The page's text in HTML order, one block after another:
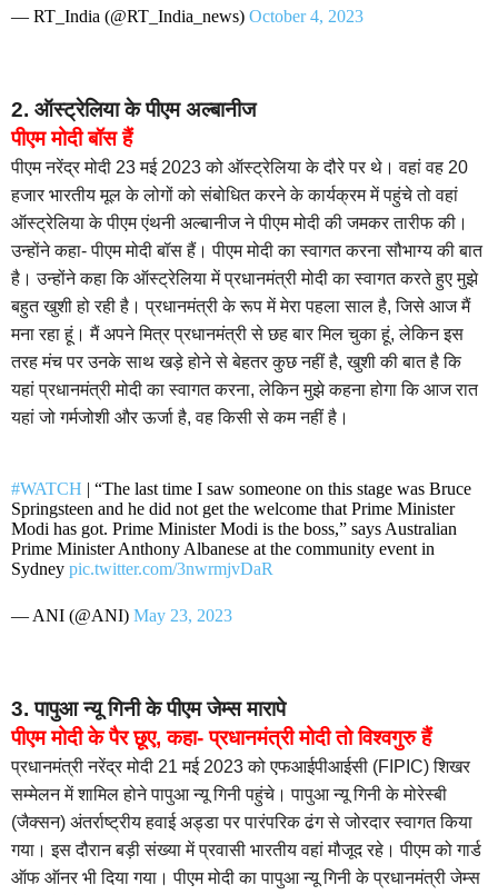
— RT_India (@RT_India_news) October 4, 2023
2. ऑस्ट्रेलिया के पीएम अल्बानीज
पीएम मोदी बॉस हैं
पीएम नरेंद्र मोदी 23 मई 2023 को ऑस्ट्रेलिया के दौरे पर थे। वहां वह 20
हजार भारतीय मूल के लोगों को संबोधित करने के कार्यक्रम में पहुंचे तो वहां
ऑस्ट्रेलिया के पीएम एंथनी अल्बानीज ने पीएम मोदी की जमकर तारीफ की।
उन्होंने कहा- पीएम मोदी बॉस हैं। पीएम मोदी का स्वागत करना सौभाग्य की बात
है। उन्होंने कहा कि ऑस्ट्रेलिया में प्रधानमंत्री मोदी का स्वागत करते हुए मुझे
बहुत खुशी हो रही है। प्रधानमंत्री के रूप में मेरा पहला साल है, जिसे आज मैं
मना रहा हूं। मैं अपने मित्र प्रधानमंत्री से छह बार मिल चुका हूं, लेकिन इस
तरह मंच पर उनके साथ खड़े होने से बेहतर कुछ नहीं है, खुशी की बात है कि
यहां प्रधानमंत्री मोदी का स्वागत करना, लेकिन मुझे कहना होगा कि आज रात
यहां जो गर्मजोशी और ऊर्जा है, वह किसी से कम नहीं है।
#WATCH | “The last time I saw someone on this stage was Bruce
Springsteen and he did not get the welcome that Prime Minister
Modi has got. Prime Minister Modi is the boss,” says Australian
Prime Minister Anthony Albanese at the community event in
Sydney pic.twitter.com/3nwrmjvDaR
— ANI (@ANI) May 23, 2023
3. पापुआ न्यू गिनी के पीएम जेम्स मारापे
पीएम मोदी के पैर छूए, कहा- प्रधानमंत्री मोदी तो विश्वगुरु हैं
प्रधानमंत्री नरेंद्र मोदी 21 मई 2023 को एफआईपीआईसी (FIPIC) शिखर
सम्मेलन में शामिल होने पापुआ न्यू गिनी पहुंचे। पापुआ न्यू गिनी के मोरेस्बी
(जैक्सन) अंतर्राष्ट्रीय हवाई अड्डा पर पारंपरिक ढंग से जोरदार स्वागत किया
गया। इस दौरान बड़ी संख्या में प्रवासी भारतीय वहां मौजूद रहे। पीएम को गार्ड
ऑफ ऑनर भी दिया गया। पीएम मोदी का पापुआ न्यू गिनी के प्रधानमंत्री जेम्स